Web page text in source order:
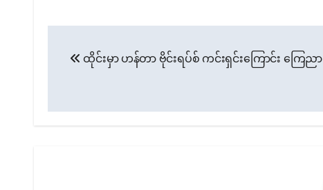
navigation
ထိုင်းမှာ ဟန်တာ ဗိုင်းရပ်စ် ကင်းရှင်းကြောင်း ကြေညာ